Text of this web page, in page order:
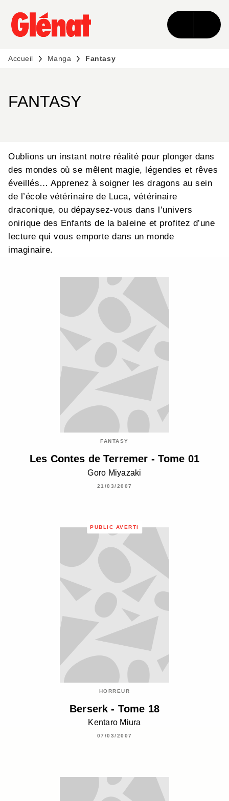
MENU RECHERCHE CONTENU
PIED DE PAGE
Accueil Manga Fantasy
FANTASY
Oublions un instant notre réalité pour plonger dans
des mondes où se mêlent magie, légendes et rêves
éveillés… Apprenez à soigner les dragons au sein
de l’école vétérinaire de Luca, vétérinaire
draconique, ou dépaysez-vous dans l’univers
onirique des Enfants de la baleine et profitez d’une
lecture qui vous emporte dans un monde
imaginaire.
FANTASY
Les Contes de Terremer - Tome 01
Goro Miyazaki
21/03/2007
PUBLIC AVERTI
HORREUR
Berserk - Tome 18
Kentaro Miura
07/03/2007